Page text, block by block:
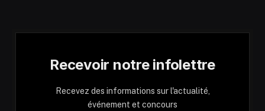
Recevoir notre infolettre
Recevez des informations sur l'actualité,
événement et concours